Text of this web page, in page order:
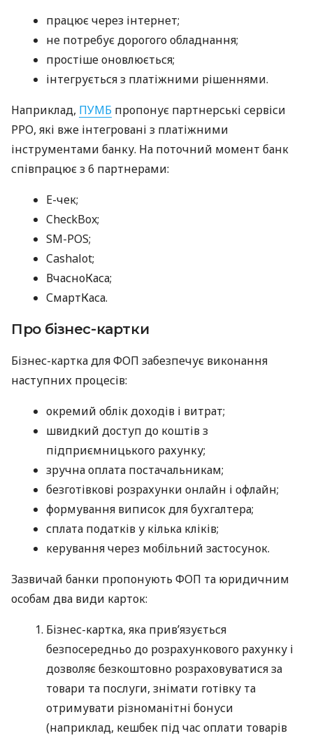
працює через інтернет;
не потребує дорогого обладнання;
простіше оновлюється;
інтегрується з платіжними рішеннями.
Наприклад, ПУМБ пропонує партнерські сервіси
РРО, які вже інтегровані з платіжними
інструментами банку. На поточний момент банк
співпрацює з 6 партнерами:
E-чек;
CheckBox;
SM-POS;
Cashalot;
ВчасноКаса;
СмартКаса.
Про бізнес-картки
Бізнес-картка для ФОП забезпечує виконання
наступних процесів:
окремий облік доходів і витрат;
швидкий доступ до коштів з
підприємницького рахунку;
зручна оплата постачальникам;
безготівкові розрахунки онлайн і офлайн;
формування виписок для бухгалтера;
сплата податків у кілька кліків;
керування через мобільний застосунок.
Зазвичай банки пропонують ФОП та юридичним
особам два види карток:
Бізнес-картка, яка прив’язується
безпосередньо до розрахункового рахунку і
дозволяє безкоштовно розраховуватися за
товари та послуги, знімати готівку та
отримувати різноманітні бонуси
(наприклад, кешбек під час оплати товарів